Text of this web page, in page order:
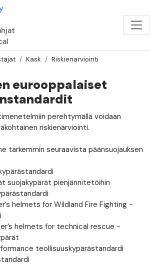
Kask Riskienarviointi
eurooppalaiset
perehtymällä voidaan
riskienarviointi.
tarkemmin seuraavista päänsuojauksen
suojakypärät pienjännitetöihin
helmets for Wildland Fire Fighting -
helmets for technical rescue -
teollisuuskypärästandardi